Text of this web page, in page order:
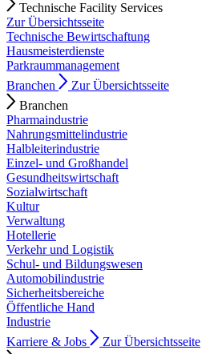
Technische Facility Services
Zur Übersichtsseite
Technische Bewirtschaftung
Hausmeisterdienste
Parkraummanagement
Branchen
Zur Übersichtsseite
Branchen
Pharmaindustrie
Nahrungsmittelindustrie
Halbleiterindustrie
Einzel- und Großhandel
Gesundheitswirtschaft
Sozialwirtschaft
Kultur
Verwaltung
Hotellerie
Verkehr und Logistik
Schul- und Bildungswesen
Automobilindustrie
Sicherheitsbereiche
Öffentliche Hand
Industrie
Karriere & Jobs
Zur Übersichtsseite